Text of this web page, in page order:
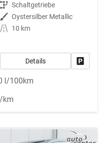
Getriebe Schaltgetriebe
Außenfarbe Oystersilber Metallic
Kilometerstand
10 km
Details
l/100km
km